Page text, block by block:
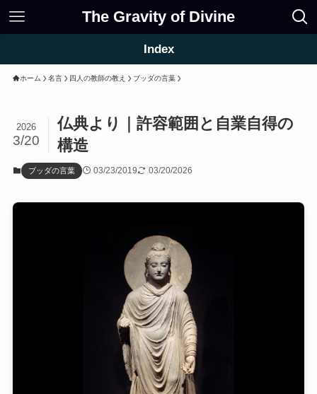
The Gravity of Divine
Index
ホーム 名言 四人の教師の教え ブッダの言葉
仏典より｜許容範囲と自業自得の
構造
2026
3/20
ブッダの言葉 03/23/2019 03/20/2026